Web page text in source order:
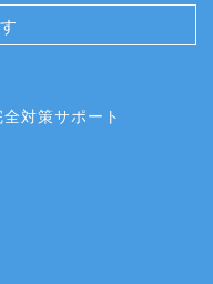
対策サポート